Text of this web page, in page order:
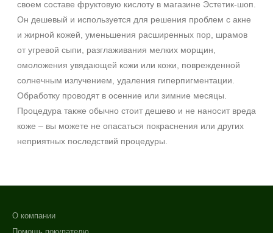
своем составе фруктовую кислоту в магазине Эстетик-шоп.
Он дешевый и используется для решения проблем с акне
и жирной кожей, уменьшения расширенных пор, шрамов
от угревой сыпи, разглаживания мелких морщин,
омоложения увядающей кожи или кожи, поврежденной
солнечным излучением, удаления гиперпигментации.
Обработку проводят в осенние или зимние месяцы.
Процедура также обычно стоит дешево и не наносит вреда
коже – вы можете не опасаться покраснения или других
неприятных последствий процедуры.
О компании